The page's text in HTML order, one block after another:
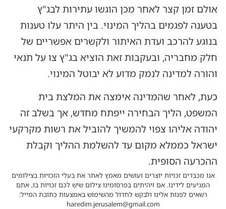
אולם זמן קצר לאחר מכן הוגשו עתירות לבג"ץ
בטענה לפגמים בהליך המינוי. בין היתר עלו טענות
בנוגע להרכב ועדת האיתור ולקשרים אפשריים של
חלק מחבריה, ובעקבות זאת הוציא בג"ץ צו על תנאי
והורה למדינה לנמק מדוע לא יבוטל המינוי.
כעת, לאחר שהמדינה אימצה את המלצת בית
המשפט, הליך הבחירה ייפתח מחדש, אך בשלב זה
יהודה אליהו צפוי להמשיך להוביל את רשות מקרקעי
ישראל כממלא מקום עד להשלמת ההליך וקבלת
ההכרעה הסופית.
אנו מכבדים זכויות יוצרים ועושים מאמץ לאתר את בעלי הזכויות בצילומים
המגיעים לידינו. אם זיהיתים בפרסומינו צילום שיש לכם זכויות בו, אתם
רשאים לפנות אלינו ולבקש לחדול מהשימוש באמצעות כתובת המייל:
haredim.jerusalem@gmail.com